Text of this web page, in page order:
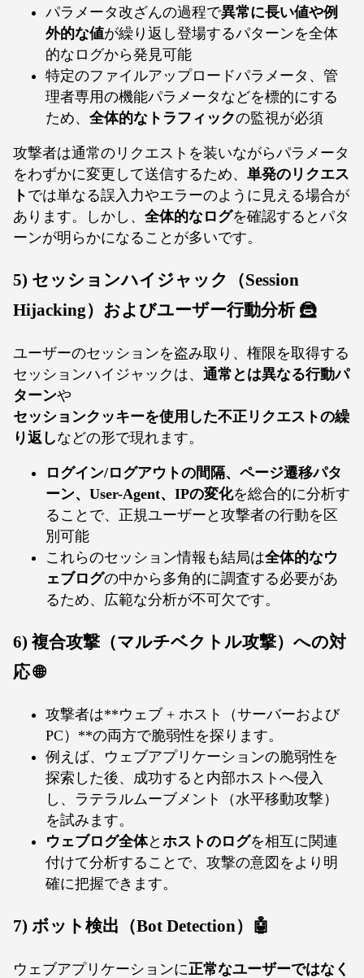
パラメータ改ざんの過程で異常に長い値や例
外的な値が繰り返し登場するパターンを全体
的なログから発見可能
特定のファイルアップロードパラメータ、管
理者専用の機能パラメータなどを標的にする
ため、 全体的なトラフィックの監視が必須
攻撃者は通常のリクエストを装いながらパラメータ
をわずかに変更して送信するため、 単発のリクエス
ト では単なる誤入力やエラーのように見える場合が
あります。しかし、 全体的なログを確認するとパタ
ーンが明らかになることが多いです。
5) セッションハイジャック（Session
Hijacking）およびユーザー行動分析 🦹
ユーザーのセッションを盗み取り、権限を取得する
セッションハイジャックは、 通常とは異なる行動パ
ターンや
セッションクッキーを使用した不正リクエストの繰
り返しなどの形で現れます。
ログイン/ログアウトの間隔、ページ遷移パタ
ーン、User-Agent、IPの変化を総合的に分析す
ることで、正規ユーザーと攻撃者の行動を区
別可能
これらのセッション情報も結局は全体的なウ
ェブログの中から多角的に調査する必要があ
るため、広範な分析が不可欠です。
6) 複合攻撃（マルチベクトル攻撃）への対
応 🌐
攻撃者は**ウェブ + ホスト（サーバーおよび
PC）**の両方で脆弱性を探ります。
例えば、ウェブアプリケーションの脆弱性を
探索した後、成功すると内部ホストへ侵入
し、ラテラルムーブメント（水平移動攻撃）
を試みます。
ウェブログ全体と ホストのログを相互に関連
付けて分析することで、攻撃の意図をより明
確に把握できます。
7) ボット検出（Bot Detection）🤖
ウェブアプリケーションに正常なユーザーではなく